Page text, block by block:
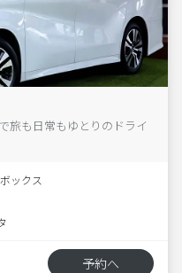
旅も日常もゆとりのドライ
ックス
予約へ